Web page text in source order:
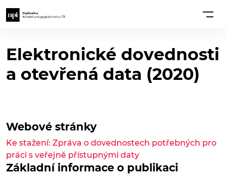
Elektronické dovednosti
a otevřená data (2020)
Základní informace o publikaci
Webové stránky
Ke stažení: Zpráva o dovednostech potřebných pro
práci s veřejně přístupnými daty